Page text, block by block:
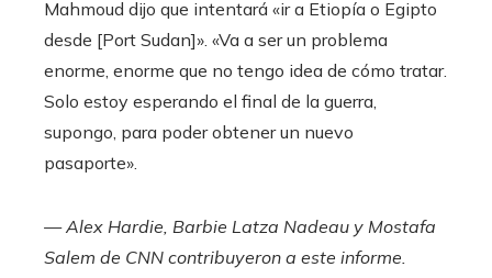
Mahmoud dijo que intentará «ir a Etiopía o Egipto
desde [Port Sudan]». «Va a ser un problema
enorme, enorme que no tengo idea de cómo tratar.
Solo estoy esperando el final de la guerra,
supongo, para poder obtener un nuevo
pasaporte».
— Alex Hardie, Barbie Latza Nadeau y Mostafa
Salem de CNN contribuyeron a este informe.